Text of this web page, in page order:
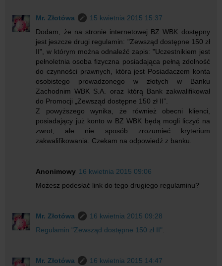
Mr. Złotówa
15 kwietnia 2015 15:37
Dodam, że na stronie internetowej BZ WBK dostępny
jest jeszcze drugi regulamin: "Zewsząd dostępne 150 zł
II", w którym można odnaleźć zapis: "Uczestnikiem jest
pełnoletnia osoba fizyczna posiadająca pełną zdolność
do czynności prawnych, która jest Posiadaczem konta
osobistego prowadzonego w złotych w Banku
Zachodnim WBK S.A. oraz którą Bank zakwalifikował
do Promocji „Zewsząd dostępne 150 zł II”.
Z powyższego wynika, że również obecni klienci,
posiadający już konto w BZ WBK będą mogli liczyć na
zwrot, ale nie sposób zrozumieć kryterium
zakwalifikowania. Czekam na odpowiedź z banku.
Anonimowy 16 kwietnia 2015 09:06
Możesz podesłać link do tego drugiego regulaminu?
Mr. Złotówa
16 kwietnia 2015 09:28
Regulamin "Zewsząd dostępne 150 zł II"
Mr. Złotówa
16 kwietnia 2015 14:47